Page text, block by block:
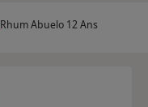
Rhum Abuelo 12 Ans